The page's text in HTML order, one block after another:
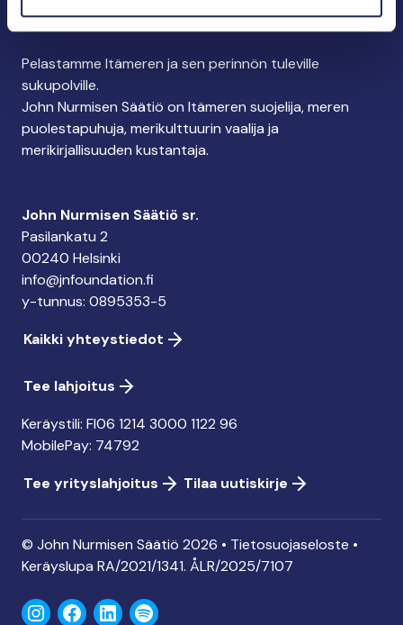
Pelastamme Itämeren ja sen perinnön tuleville
sukupolville.
John Nurmisen Säätiö on Itämeren suojelija, meren
puolestapuhuja, merikulttuurin vaalija ja
merikirjallisuuden kustantaja.
John Nurmisen Säätiö sr.
Pasilankatu 2
00240 Helsinki
info@jnfoundation.fi
y-tunnus: 0895353-5
Kaikki yhteystiedot
Tee lahjoitus
Keräystili: FI06 1214 3000 1122 96
MobilePay: 74792
Tee yrityslahjoitus
Tilaa uutiskirje
© John Nurmisen Säätiö 2026 • Tietosuojaseloste •
Keräyslupa RA/2021/1341. ÅLR/2025/7107